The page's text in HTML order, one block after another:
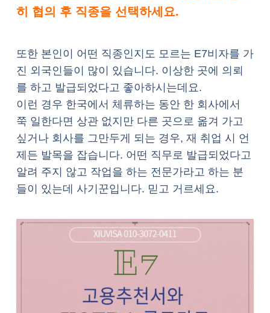
히 협의 후 직종을 선택하세요.
또한 본인이 어떤 직종인지도 모르는 E7비자를 가
진 외국인들이 많이 있습니다. 이상한 곳에 의뢰
를 하고 발급되었다고 좋아하시는데요.
이런 경우 한국에서 체류하는 동안 한 회사에서
쭉 일한다면 상관 없지만 다른 곳으로 옮겨 가고
싶거나 회사를 그만두게 되는 경우, 재 취업 시 언
제든 발목을 잡습니다. 어떤 직무로 발급되었다고
알려 주지 않고 작업을 하는 전문가라고 하는 분
들이 있는데 사기꾼입니다. 믿고 거르세요.